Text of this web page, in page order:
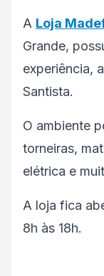
A Loja
Grande,
experiência,
Santista.
O ambiente
torneiras,
elétrica e
A loja fica
8h às 18h.